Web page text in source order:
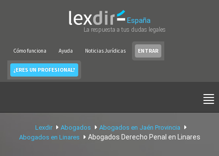
España
La respuesta a tus dudas legales
Cómo funciona Ayuda Noticias Jurídicas ENTRAR
¿ERES UN PROFESIONAL?
Lexdir Abogados
Abogados en Jaén Provincia
Abogados en Linares
Abogados Derecho Penal en Linares